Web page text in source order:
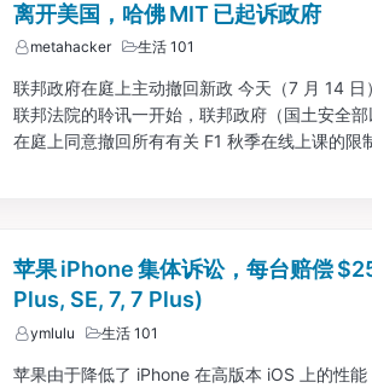
离开美国，哈佛 MIT 已起诉政府
metahacker 生活 101
联邦政府在庭上主动撤回新政 今天（7 月 14 日
联邦法院的聆讯一开始，联邦政府（国土安全部
在庭上同意撤回所有有关 F1 秋季在线上课的限
苹果 iPhone 集体诉讼，每台赔偿
Plus, SE, 7, 7 Plus)
ymlulu 生活 101
苹果由于降低了 iPhone 在高版本 iOS 上的性